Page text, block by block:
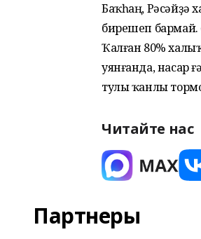
Баҡһаң, Рәсәйҙә
бирешеп
Ҡалған 80%
уянғанда, насар
тулы ҡанлы
Читайте нас
Партнеры